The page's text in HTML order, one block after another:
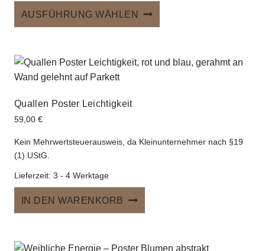
AUSFÜHRUNG WÄHLEN
Varianten
auf
Quallen Poster Leichtigkeit
59,00 €
Kein Mehrwertsteuerausweis, da Kleinunternehmer nach §19
(1) UStG.
Lieferzeit: 3 - 4 Werktage
IN DEN WARENKORB